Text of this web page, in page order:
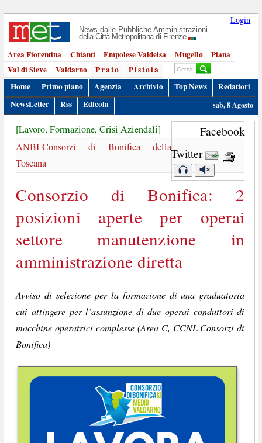
Login
News dalle Pubbliche Amministrazioni
della Città Metropolitana di Firenze
Area Fiorentina Chianti Empolese Valdelsa Mugello
Piana
Val di Sieve
Valdarno Prato
Pistoia
Home
Primo piano Agenzia Archivio Top News
Redattori
NewsLetter
Rss Edicola sab, 8 Agosto
Facebook
Twitter
[Lavoro, Formazione, Crisi Aziendali]
ANBI-Consorzi di Bonifica della
Toscana
Consorzio di Bonifica: 2
posizioni aperte per operai
settore manutenzione in
amministrazione diretta
Avviso di selezione per la formazione di una graduatoria
cui attingere per l’assunzione di due operai conduttori di
macchine operatrici complesse (Area C, CCNL Consorzi di
Bonifica)